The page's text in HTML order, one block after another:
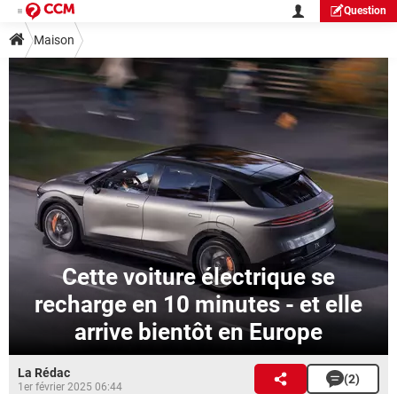
Question
Maison
Cette voiture électrique se
recharge en 10 minutes - et elle
arrive bientôt en Europe
La Rédac
1er février 2025 06:44
(2)